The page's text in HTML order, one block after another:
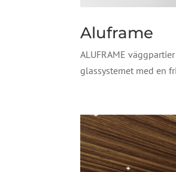
Aluframe
ALUFRAME
glassystemet med en